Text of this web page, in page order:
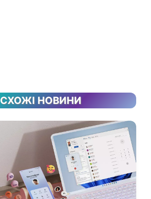
СХОЖІ НОВИНИ